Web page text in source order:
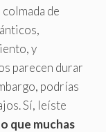
colmada de
y
parecen durar
podrías
Sí, leíste
que muchas